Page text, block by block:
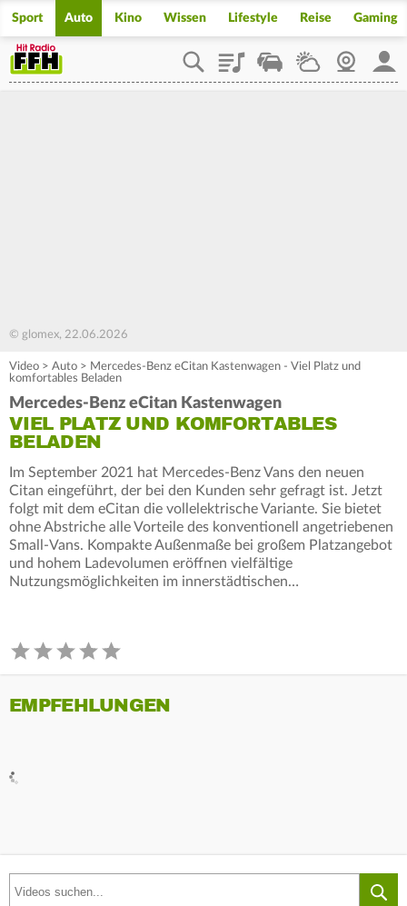
Sport Auto Kino Wissen Lifestyle Reise Gaming
PlaylistStaupilotWetterWebcam
© glomex, 22.06.2026
Video > Auto > Mercedes-Benz eCitan Kastenwagen - Viel Platz und
komfortables Beladen
Mercedes-Benz eCitan Kastenwagen
VIEL PLATZ UND KOMFORTABLES
BELADEN
Im September 2021 hat Mercedes‑Benz Vans den neuen
Citan eingeführt, der bei den Kunden sehr gefragt ist. Jetzt
folgt mit dem eCitan die vollelektrische Variante. Sie bietet
ohne Abstriche alle Vorteile des konventionell angetriebenen
Small-Vans. Kompakte Außenmaße bei großem Platzangebot
und hohem Ladevolumen eröffnen vielfältige
Nutzungsmöglichkeiten im innerstädtischen…
EMPFEHLUNGEN